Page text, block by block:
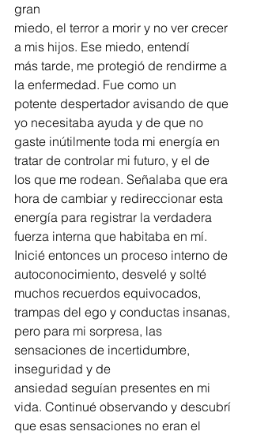
gran
miedo, el terror a morir y no ver crecer
a mis hijos. Ese miedo, entendí
más tarde, me protegió de rendirme a
la enfermedad. Fue como un
potente despertador avisando de que
yo necesitaba ayuda y de que no
gaste inútilmente toda mi energía en
tratar de controlar mi futuro, y el de
los que me rodean. Señalaba que era
hora de cambiar y redireccionar esta
energía para registrar la verdadera
fuerza interna que habitaba en mí.
Inicié entonces un proceso interno de
autoconocimiento, desvelé y solté
muchos recuerdos equivocados,
trampas del ego y conductas insanas,
pero para mi sorpresa, las
sensaciones de incertidumbre,
inseguridad y de
ansiedad seguían presentes en mi
vida. Continué observando y descubrí
que esas sensaciones no eran el